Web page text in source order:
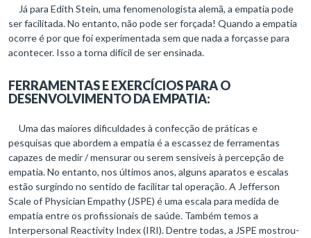
Já para Edith Stein, uma fenomenologista alemã, a empatia pode
ser facilitada. No entanto, não pode ser forçada! Quando a empatia
ocorre é por que foi experimentada sem que nada a forçasse para
acontecer. Isso a torna difícil de ser ensinada.
FERRAMENTAS E EXERCÍCIOS PARA O
DESENVOLVIMENTO DA EMPATIA:
Uma das maiores dificuldades à confecção de práticas e
pesquisas que abordem a empatia é a escassez de ferramentas
capazes de medir / mensurar ou serem sensíveis à percepção de
empatia. No entanto, nos últimos anos, alguns aparatos e escalas
estão surgindo no sentido de facilitar tal operação. A Jefferson
Scale of Physician Empathy (JSPE) é uma escala para medida de
empatia entre os profissionais de saúde. Também temos a
Interpersonal Reactivity Index (IRI). Dentre todas, a JSPE mostrou-